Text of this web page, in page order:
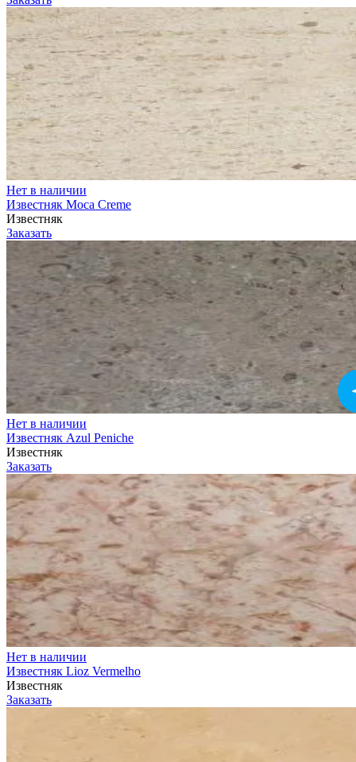
Нет в наличии
Известняк Moca Creme
Известняк
Заказать
Нет в наличии
Известняк Azul Peniche
Известняк
Заказать
Нет в наличии
Известняк Lioz Vermelho
Известняк
Заказать